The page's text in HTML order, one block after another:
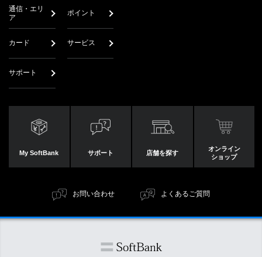
通信・エリ
ア
ポイント
カード サービス
サポート
My SoftBank サポート 店舗を探す
オンライン
ショップ
お問い合わせ よくあるご質問